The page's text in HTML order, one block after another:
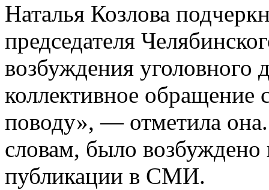
Наталья Козлова
председателя
возбуждения уголовного
коллективное обращение
поводу», — отметила
словам, было возбуждено
публикации в СМИ.